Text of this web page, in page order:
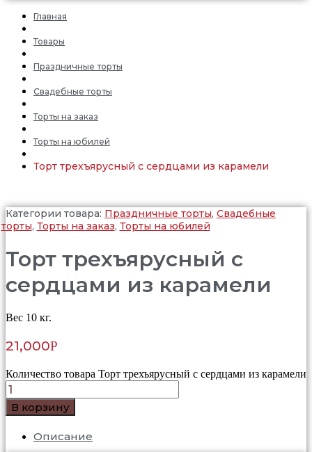
Главная
Товары
Праздничные торты
Свадебные торты
Торты на заказ
Торты на юбилей
Торт трехъярусный с сердцами из карамели
Категории товара: Праздничные торты, Свадебные
торты, Торты на заказ, Торты на юбилей
Торт трехъярусный с
сердцами из карамели
Вес 10 кг.
21,000Р
Количество товара Торт трехъярусный с сердцами из карамели
В корзину
Описание